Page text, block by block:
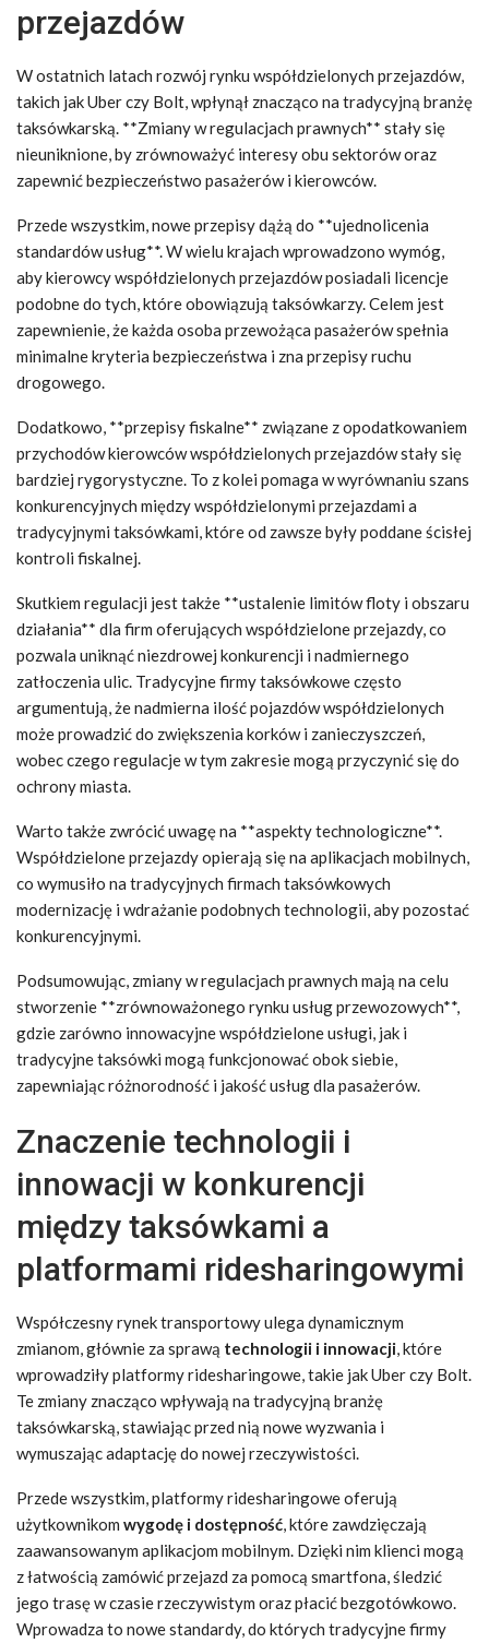
przejazdów
W ostatnich latach rozwój rynku współdzielonych przejazdów,
takich jak Uber czy Bolt, wpłynął znacząco na tradycyjną branżę
taksówkarską. **Zmiany w regulacjach prawnych** stały się
nieuniknione, by zrównoważyć interesy obu sektorów oraz
zapewnić bezpieczeństwo pasażerów i kierowców.
Przede wszystkim, nowe przepisy dążą do **ujednolicenia
standardów usług**. W wielu krajach wprowadzono wymóg,
aby kierowcy współdzielonych przejazdów posiadali licencje
podobne do tych, które obowiązują taksówkarzy. Celem jest
zapewnienie, że każda osoba przewożąca pasażerów spełnia
minimalne kryteria bezpieczeństwa i zna przepisy ruchu
drogowego.
Dodatkowo, **przepisy fiskalne** związane z opodatkowaniem
przychodów kierowców współdzielonych przejazdów stały się
bardziej rygorystyczne. To z kolei pomaga w wyrównaniu szans
konkurencyjnych między współdzielonymi przejazdami a
tradycyjnymi taksówkami, które od zawsze były poddane ścisłej
kontroli fiskalnej.
Skutkiem regulacji jest także **ustalenie limitów floty i obszaru
działania** dla firm oferujących współdzielone przejazdy, co
pozwala uniknąć niezdrowej konkurencji i nadmiernego
zatłoczenia ulic. Tradycyjne firmy taksówkowe często
argumentują, że nadmierna ilość pojazdów współdzielonych
może prowadzić do zwiększenia korków i zanieczyszczeń,
wobec czego regulacje w tym zakresie mogą przyczynić się do
ochrony miasta.
Warto także zwrócić uwagę na **aspekty technologiczne**.
Współdzielone przejazdy opierają się na aplikacjach mobilnych,
co wymusiło na tradycyjnych firmach taksówkowych
modernizację i wdrażanie podobnych technologii, aby pozostać
konkurencyjnymi.
Podsumowując, zmiany w regulacjach prawnych mają na celu
stworzenie **zrównoważonego rynku usług przewozowych**,
gdzie zarówno innowacyjne współdzielone usługi, jak i
tradycyjne taksówki mogą funkcjonować obok siebie,
zapewniając różnorodność i jakość usług dla pasażerów.
Znaczenie technologii i
innowacji w konkurencji
między taksówkami a
platformami ridesharingowymi
Współczesny rynek transportowy ulega dynamicznym
zmianom, głównie za sprawą technologii i innowacji, które
wprowadziły platformy ridesharingowe, takie jak Uber czy Bolt.
Te zmiany znacząco wpływają na tradycyjną branżę
taksówkarską, stawiając przed nią nowe wyzwania i
wymuszając adaptację do nowej rzeczywistości.
Przede wszystkim, platformy ridesharingowe oferują
użytkownikom wygodę i dostępność, które zawdzięczają
zaawansowanym aplikacjom mobilnym. Dzięki nim klienci mogą
z łatwością zamówić przejazd za pomocą smartfona, śledzić
jego trasę w czasie rzeczywistym oraz płacić bezgotówkowo.
Wprowadza to nowe standardy, do których tradycyjne firmy